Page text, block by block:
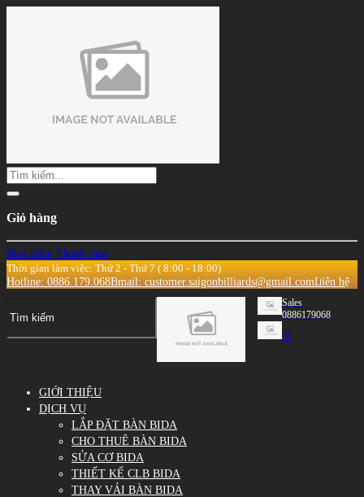
Giỏ hàng
Mua thêm Thanh toán
Thời gian làm việc: Thứ 2 - Thứ 7 ( 8:00 - 18:00)
Hotline: 0886.179.068Email: customer.saigonbilliards@gmail.comLiên hệ
Sales
0886179068
0
GIỚI THIỆU
DỊCH VỤ
LẮP ĐẶT BÀN BIDA
CHO THUÊ BÀN BIDA
SỬA CƠ BIDA
THIẾT KẾ CLB BIDA
THAY VẢI BÀN BIDA